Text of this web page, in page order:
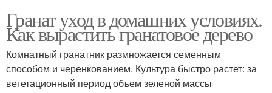
Гранат уход в домашних условиях.
Как вырастить гранатовое дерево
Комнатный гранатник размножается семенным
способом и черенкованием. Культура быстро растет: за
вегетационный период объем зеленой массы